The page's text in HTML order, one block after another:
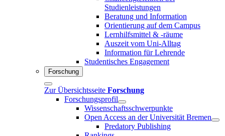
Studienleistungen
Beratung und Information
Orientierung auf dem Campus
Lernhilfsmittel & -räume
Auszeit vom Uni-Alltag
Information für Lehrende
Studentisches Engagement
Forschung
Zur Übersichtsseite Forschung
Forschungsprofil
Wissenschaftsschwerpunkte
Open Access an der Universität Bremen
Predatory Publishing